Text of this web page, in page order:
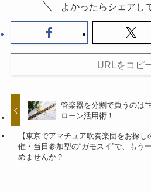
よかったらシェアし
URLをコピ
管楽器を分割で買うのは“
ローン活用術！
【東京でアマチュア吹奏楽団をお探し
催・当日参加型の“ガモスイ”で、もう
めませんか？